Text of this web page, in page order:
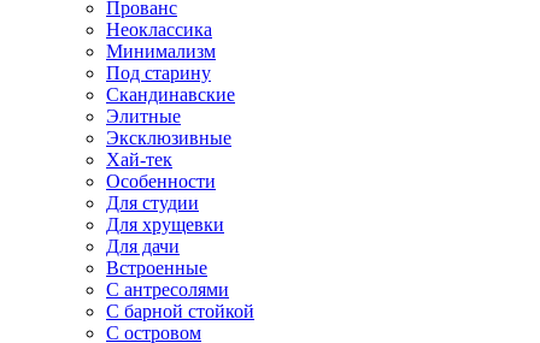
Прованс
Неоклассика
Минимализм
Под старину
Скандинавские
Элитные
Эксклюзивные
Хай-тек
Особенности
Для студии
Для хрущевки
Для дачи
Встроенные
С антресолями
С барной стойкой
С островом